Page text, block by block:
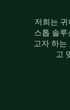
저희는
스톱 솔루
고자 하는
고